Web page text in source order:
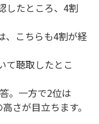
したところ、4割
、こちらも4割が経
て聴取したとこ
。一方で2位は
さが目立ちます。